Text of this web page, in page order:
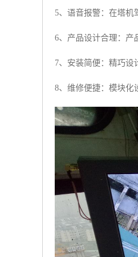
5、语音报警：在塔机
6、产品设计合理：产
7、安装简便：精巧设
8、维修便捷：模块化